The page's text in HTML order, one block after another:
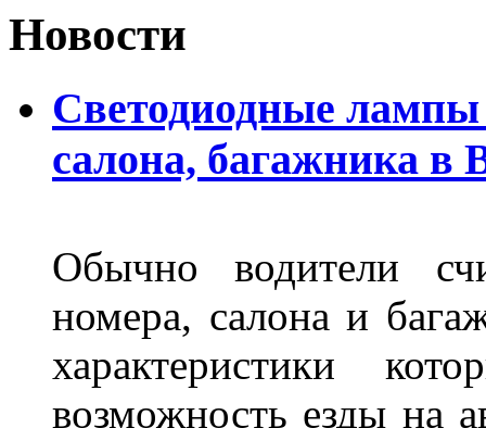
Новости
Светодиодные лампы
салона, багажника в
Обычно водители
номера, салона и
характеристики
возможность езды на